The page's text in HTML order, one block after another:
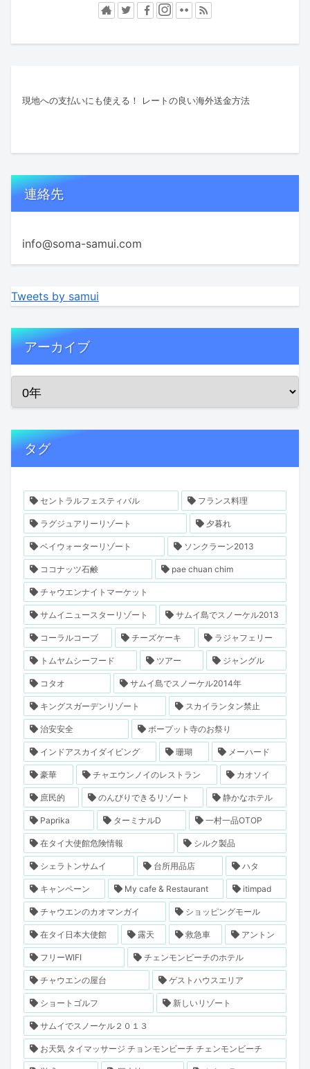
現地への支払いにも使える！ レートの良い海外送金方法
連絡先
info@soma-samui.com
Tweets by samui
アーカイブ
タグ
セントラルフェスティバル フランス料理
ラグジュアリーリゾート 夕暮れ
ベイウォーターリゾート ソンクラーン2013
ココナッツ石鹸 pae chuan chim
チャウエンナイトマーケット
サムイニュースターリゾート サムイ島でスノーケル2013
コーラルコーブ チーズケーキ ラジャフェリー
トムヤムシーフード ツアー ジャングル
コタオ サムイ島でスノーケル2014年
キングスガーデンリゾート スカイランタン禁止
治安安全 ボープット寺のお祭り
インドアスカイダイビング 珊瑚 メーハード
豪華 チャエウンノイのレストラン カオソイ
庶民的 のんびりできるリゾート 静かなホテル
Paprika ターミナルD 一村一品OTOP
在タイ大使館危険情報 シルク製品
シェラトンサムイ 台所用品店 ハタ
キャンペーン My cafe & Restaurant itimpad
チャウエンのカオマンガイ ショッピングモール
在タイ日本大使館 露天 救急車 アントン
フリーWIFI チェンモンビーチのホテル
チャウエンの屋台 ゲストハウスエリア
ショートゴルフ 新しいリゾート
サムイでスノーケル２０１３
お天気 タイマッサージ チョンモンビーチ チェンモンビーチ